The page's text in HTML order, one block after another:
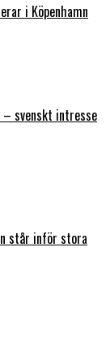
i Köpenhamn
– svenskt intresse
står inför stora